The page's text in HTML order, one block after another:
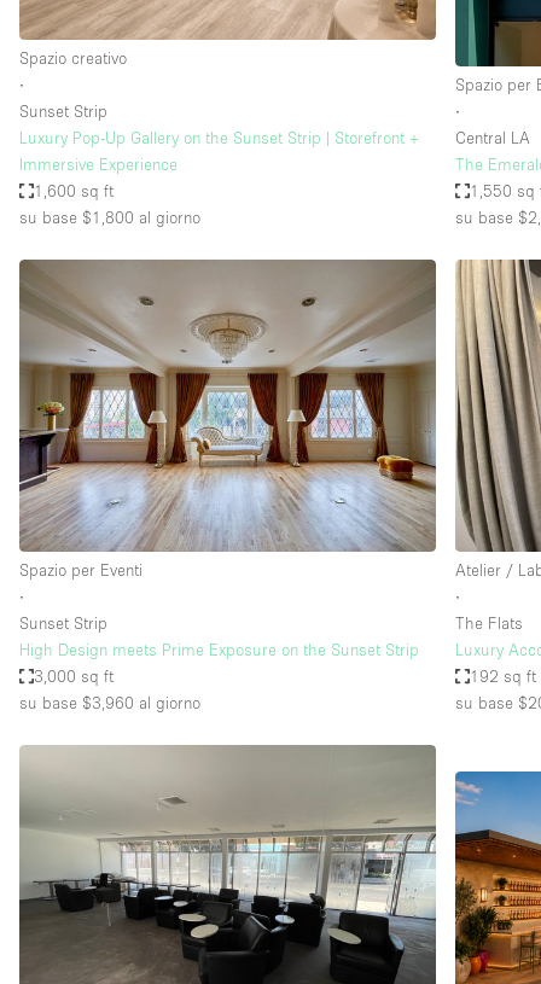
Uffici
Dotazioni dello
spazio
Accesso per disabili
Attaccapanni
Banconi
Camere Multiple
Concierge
Elettricità
Giardino
Impianto audiovisivo
Spazio living
Terrace
Vetrina
Water Access
Spazio creativo
∙
Sunset Strip
Luxury Pop-Up Gallery on the Sunset Strip | Storefront +
Immersive Experience
1,600 sq ft
su base $1,800 al giorno
Spazio per
∙
Central LA
The
1,550 sq
su base
Spazio per Eventi
∙
Sunset Strip
High Design meets Prime Exposure on the Sunset Strip
3,000 sq ft
su base $3,960 al giorno
Atelier /
∙
The Flats
Luxury
192 sq ft
su base